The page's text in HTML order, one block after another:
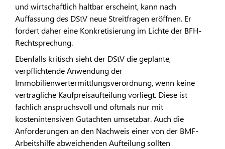
und wirtschaftlich haltbar erscheint, kann nach
Auffassung des DStV neue Streitfragen eröffnen. Er
fordert daher eine Konkretisierung im Lichte der BFH-
Rechtsprechung.
Ebenfalls kritisch sieht der DStV die geplante,
verpflichtende Anwendung der
Immobilienwertermittlungsverordnung, wenn keine
vertragliche Kaufpreisaufteilung vorliegt. Diese ist
fachlich anspruchsvoll und oftmals nur mit
kostenintensiven Gutachten umsetzbar. Auch die
Anforderungen an den Nachweis einer von der BMF-
Arbeitshilfe abweichenden Aufteilung sollten